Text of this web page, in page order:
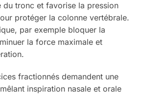
du tronc et favorise la pression
protéger la colonne vertébrale.
par exemple bloquer la
la force maximale et
fractionnés demandent une
inspiration nasale et orale